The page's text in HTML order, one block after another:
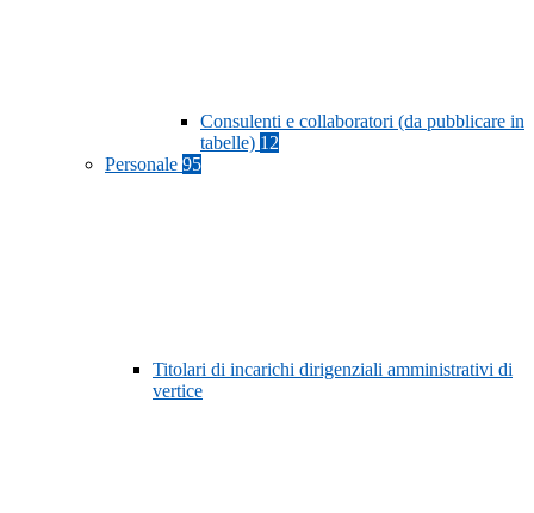
Consulenti e collaboratori (da pubblicare in
tabelle) 12
Personale 95
Titolari di incarichi dirigenziali amministrativi di
vertice